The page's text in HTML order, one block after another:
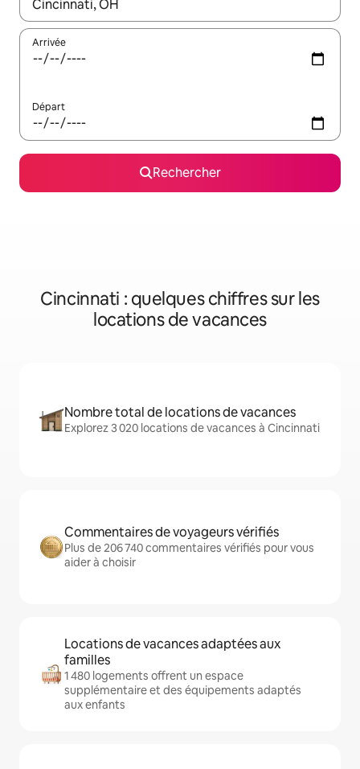
Arrivée
Départ
Rechercher
Cincinnati : quelques chiffres sur les
locations de vacances
Nombre total de locations de vacances
Explorez 3 020 locations de vacances à Cincinnati
Commentaires de voyageurs vérifiés
Plus de 206 740 commentaires vérifiés pour vous
aider à choisir
Locations de vacances adaptées aux
familles
1 480 logements offrent un espace
supplémentaire et des équipements adaptés
aux enfants